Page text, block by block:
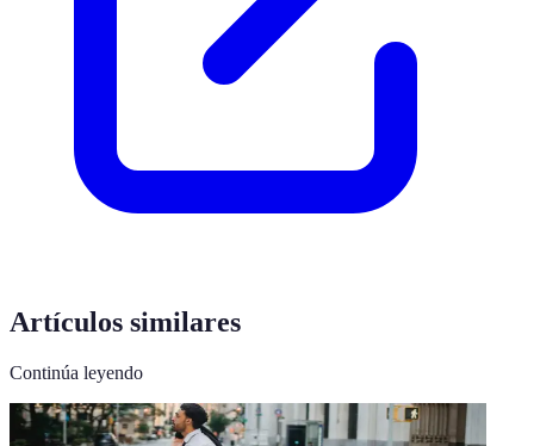
Artículos similares
Continúa leyendo